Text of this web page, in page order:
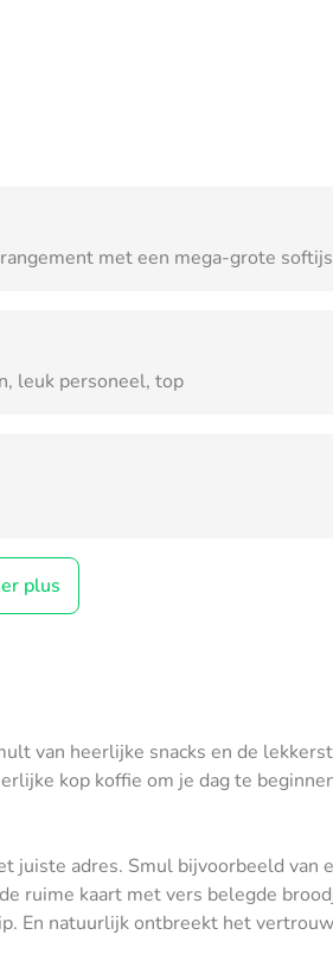
met een mega-grote
leuk personeel, top
plus
van heerlijke snacks en de
kop koffie om je dag te
juiste adres. Smul bijvoorbeeld van
ruime kaart met vers belegde
En natuurlijk ontbreekt het